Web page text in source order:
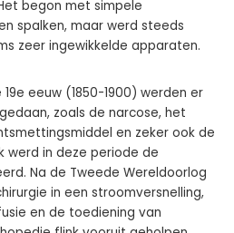
begon met simpele
spalken, maar werd steeds
zeer ingewikkelde apparaten.
eeuw (1850-1900) werden er
zoals de narcose, het
en zeker ook de
werd in deze periode de
Na de Tweede Wereldoorlog
in een stroomversnelling,
en de toediening van